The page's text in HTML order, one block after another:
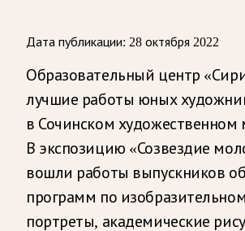
Дата публикации: 28 октября 2022
Образовательный центр
лучшие работы юных
в Сочинском художественном
В экспозицию «Созвездие
вошли работы выпускников
программ по
портреты, академические